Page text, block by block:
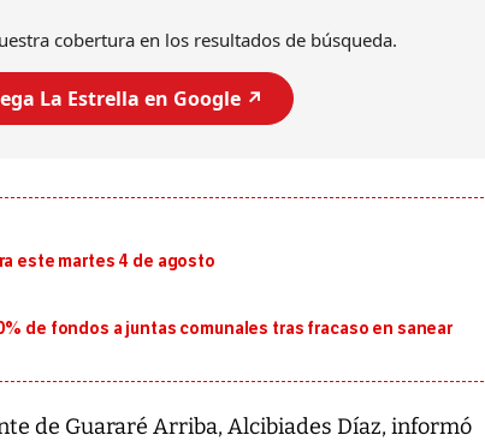
cobertura en los resultados de búsqueda.
La Estrella en Google ↗️
este martes 4 de agosto
de fondos a juntas comunales tras fracaso en sanear
de Guararé Arriba, Alcibiades Díaz, informó
al sur de Japón, provocando una